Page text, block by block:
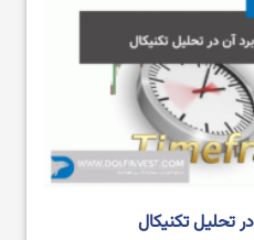
تحلیل تکنیکال